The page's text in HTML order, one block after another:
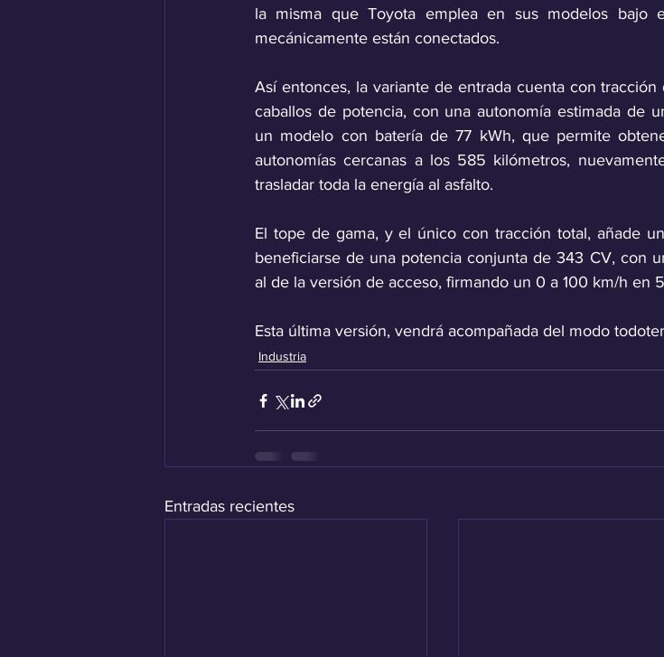
la misma que Toyota emplea en sus modelos bajo
mecánicamente están conectados.
Así entonces, la variante de entrada cuenta con
caballos de potencia, con una autonomía estimada de
un modelo con batería de 77 kWh, que permite
autonomías cercanas a los 585 kilómetros,
trasladar toda la energía al asfalto.
El tope de gama, y el único con tracción total, añade
beneficiarse de una potencia conjunta de 343 CV, con
al de la versión de acceso, firmando un 0 a 100 km/h en
Esta última versión, vendrá acompañada del modo
Industria
Entradas recientes